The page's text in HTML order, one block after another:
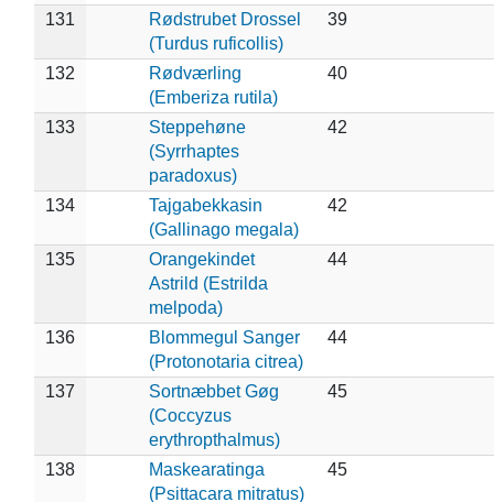
131
Rødstrubet Drossel
(Turdus ruficollis)
39
132
Rødværling
(Emberiza rutila)
40
133
Steppehøne
(Syrrhaptes
paradoxus)
42
134
Tajgabekkasin
(Gallinago megala)
42
135
Orangekindet
Astrild (Estrilda
melpoda)
44
136
Blommegul Sanger
(Protonotaria citrea)
44
137
Sortnæbbet Gøg
(Coccyzus
erythropthalmus)
45
138
Maskearatinga
(Psittacara mitratus)
45